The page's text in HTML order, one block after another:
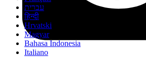
עברית
हिन्दी
Hrvatski
Magyar
Bahasa Indonesia
Italiano